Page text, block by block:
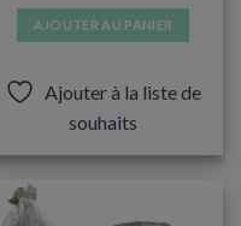
AJOUTER AU PANIER
Ajouter à la liste de
souhaits